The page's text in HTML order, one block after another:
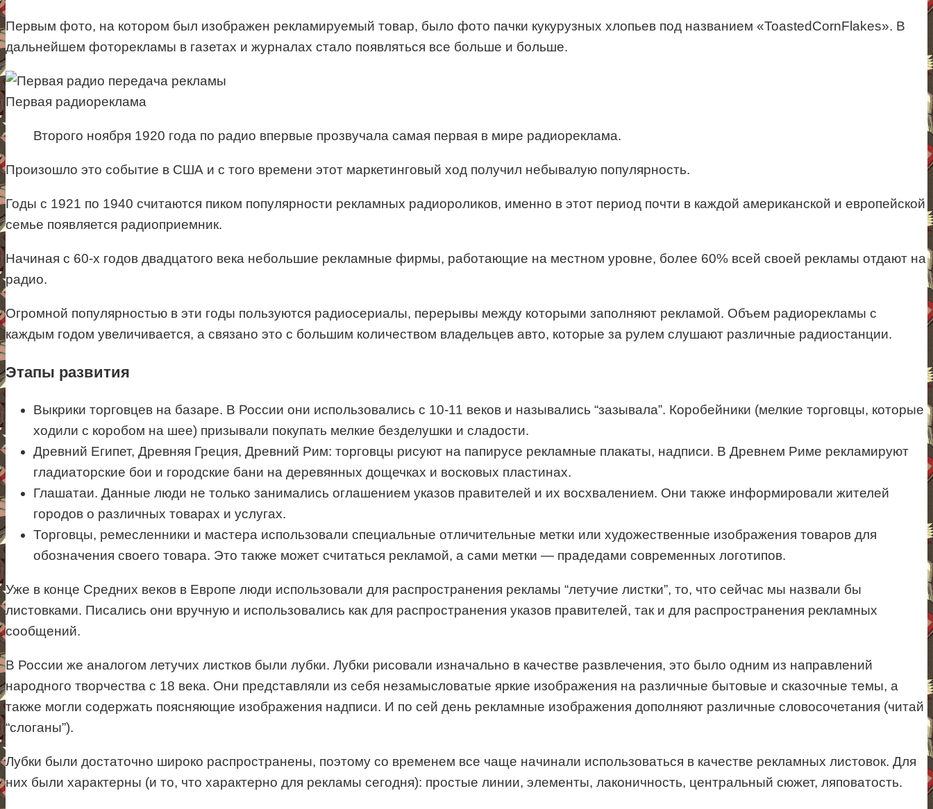
Первым фото, на котором был изображен рекламируемый товар, было фото пачки кукурузных хлопьев под названием «ToastedCornFlakes». В
дальнейшем фоторекламы в газетах и журналах стало появляться все больше и больше.
Первая радиореклама
Второго ноября 1920 года по радио впервые прозвучала самая первая в мире радиореклама.
Произошло это событие в США и с того времени этот маркетинговый ход получил небывалую популярность.
Годы с 1921 по 1940 считаются пиком популярности рекламных радиороликов, именно в этот период почти в каждой американской и европейской
семье появляется радиоприемник.
Начиная с 60-х годов двадцатого века небольшие рекламные фирмы, работающие на местном уровне, более 60% всей своей рекламы отдают на
радио.
Огромной популярностью в эти годы пользуются радиосериалы, перерывы между которыми заполняют рекламой. Объем радиорекламы с
каждым годом увеличивается, а связано это с большим количеством владельцев авто, которые за рулем слушают различные радиостанции.
Этапы развития
Выкрики торговцев на базаре. В России они использовались с 10-11 веков и назывались “зазывала”. Коробейники (мелкие торговцы, которые
ходили с коробом на шее) призывали покупать мелкие безделушки и сладости.
Древний Египет, Древняя Греция, Древний Рим: торговцы рисуют на папирусе рекламные плакаты, надписи. В Древнем Риме рекламируют
гладиаторские бои и городские бани на деревянных дощечках и восковых пластинах.
Глашатаи. Данные люди не только занимались оглашением указов правителей и их восхвалением. Они также информировали жителей
городов о различных товарах и услугах.
Торговцы, ремесленники и мастера использовали специальные отличительные метки или художественные изображения товаров для
обозначения своего товара. Это также может считаться рекламой, а сами метки — прадедами современных логотипов.
Уже в конце Средних веков в Европе люди использовали для распространения рекламы “летучие листки”, то, что сейчас мы назвали бы
листовками. Писались они вручную и использовались как для распространения указов правителей, так и для распространения рекламных
сообщений.
В России же аналогом летучих листков были лубки. Лубки рисовали изначально в качестве развлечения, это было одним из направлений
народного творчества с 18 века. Они представляли из себя незамысловатые яркие изображения на различные бытовые и сказочные темы, а
также могли содержать поясняющие изображения надписи. И по сей день рекламные изображения дополняют различные словосочетания (читай
“слоганы”).
Лубки были достаточно широко распространены, поэтому со временем все чаще начинали использоваться в качестве рекламных листовок. Для
них были характерны (и то, что характерно для рекламы сегодня): простые линии, элементы, лаконичность, центральный сюжет, ляповатость.